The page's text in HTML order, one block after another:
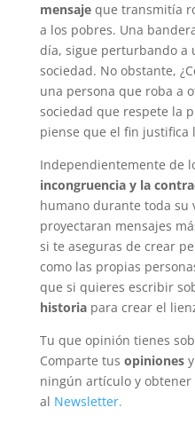
mensajeque transmitía
a los pobres. Una
día, sigue perturbando a
sociedad. No obstante,
una persona que roba a
sociedad que respete la
piense que el fin justifica
Independientemente de
incongruencia y la
humano durante toda su
proyectaran mensajes
si te aseguras de crear
como las propias
que si quieres escribir
historiapara crear el
Tu que opinión tienes
Comparte tus opinionesy
ningún artículo y obtener
al Newsletter.